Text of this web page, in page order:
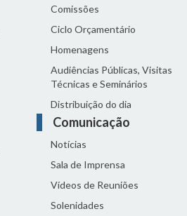
Comissões
Ciclo Orçamentário
Homenagens
Audiências Públicas, Visitas
Técnicas e Seminários
Distribuição do dia
Comunicação
Notícias
Sala de Imprensa
Vídeos de Reuniões
Solenidades